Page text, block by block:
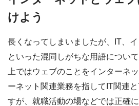
けよう
長くなってしまいましたが、IT、
といった混同しがちな用語につい
上ではウェブのことをインターネ
ーネット関連業務を指してIT関連
すが、就職活動の場などでは正確